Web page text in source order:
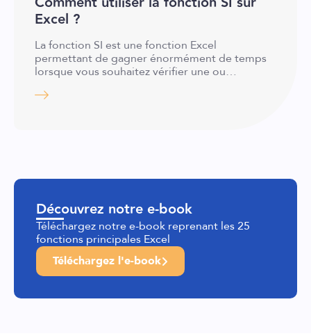
Excel ?
La fonction SI est une fonction Excel
permettant de gagner énormément de temps
lorsque vous souhaitez vérifier une ou…
Découvrez notre e-book
Téléchargez notre e-book reprenant les 25
fonctions principales Excel
Téléchargez l'e-book